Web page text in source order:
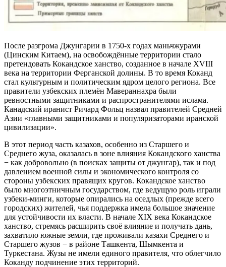
После разгрома Джунгарии в 1750-х годах маньчжурами
(Цинским Китаем), на освобождённые территории стало
претендовать Кокандское ханство, созданное в начале XVIII
века на территории Ферганской долины. В то время Коканд
стал культурным и политическим ядром целого региона. Все
правители узбекских племён Мавераннахра были
ревностными защитниками и распространителями ислама.
Канадский иранист Ричард Фольц назвал правителей Средней
Азии «главными защитниками и популяризаторами иранской
цивилизации».
В этот период часть казахов, особенно из Старшего и
Среднего жуза, оказалась в зоне влияния Кокандского ханства
− как добровольно (в поисках защиты от джунгар), так и под
давлением военной силы и экономического контроля со
стороны узбекских правящих кругов. Кокандское ханство
было многоэтничным государством, где ведущую роль играли
узбеки-минги, которые опирались на оседлых (прежде всего
городских) жителей, чья поддержка имела большое значение
для устойчивости их власти. В начале XIX века Кокандское
ханство, стремясь расширить своё влияние и получать дань,
захватило южные земли, где проживали казахи Среднего и
Старшего жузов − в районе Ташкента, Шымкента и
Туркестана. Жузы не имели единого правителя, что облегчило
Коканду подчинение этих территорий.